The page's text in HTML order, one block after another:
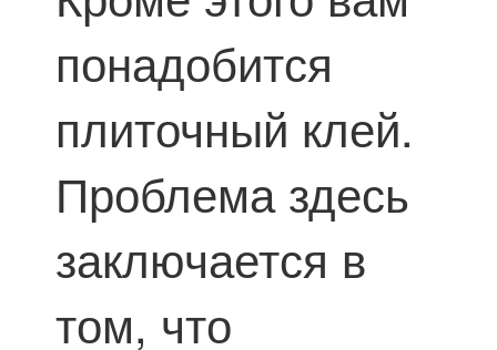
понадобится
плиточный клей.
Проблема здесь
заключается в
том, что